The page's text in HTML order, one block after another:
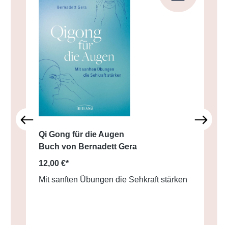
Qi Gong für die Augen
Buch von Bernadett Gera
12,00 €*
Mit sanften Übungen die Sehkraft stärken